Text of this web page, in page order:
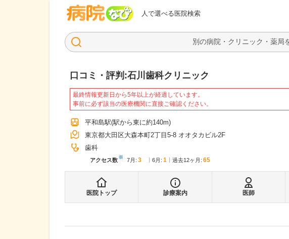
人で選べる医院検索
病院なび
口コミ・評判:石川歯科クリニック
最終情報更新日から5年以上が経過しています。
事前に必ず該当の医療機関に直接ご確認ください。
平和島駅(駅から東に約140m)
東京都大田区大森本町2丁目5-8 オオタカビル2F
歯科
アクセス数※ 7月 : 3 6月 : 1 過去12ヶ月: 65
医院トップ 診療案内 医師